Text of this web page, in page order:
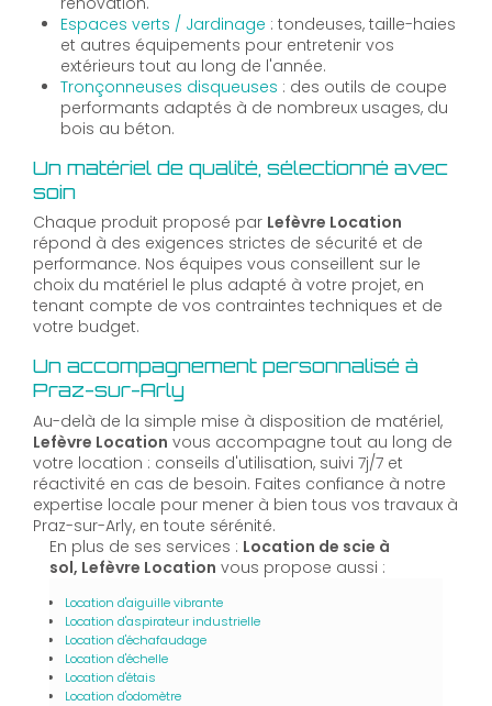
Espaces verts / Jardinage : tondeuses, taille-haies
et autres équipements pour entretenir vos
extérieurs tout au long de l'année.
Tronçonneuses disqueuses : des outils de coupe
performants adaptés à de nombreux usages, du
bois au béton.
Un matériel de qualité, sélectionné avec
soin
Chaque produit proposé par Lefèvre Location
répond à des exigences strictes de sécurité et de
performance. Nos équipes vous conseillent sur le
choix du matériel le plus adapté à votre projet, en
tenant compte de vos contraintes techniques et de
votre budget.
Un accompagnement personnalisé à
Praz-sur-Arly
Au-delà de la simple mise à disposition de matériel,
Lefèvre Location vous accompagne tout au long de
votre location : conseils d'utilisation, suivi 7j/7 et
réactivité en cas de besoin. Faites confiance à notre
expertise locale pour mener à bien tous vos travaux à
Praz-sur-Arly, en toute sérénité.
En plus de ses services : Location de scie à
sol, Lefèvre Location vous propose aussi :
Location d'aiguille vibrante
Location d'aspirateur industrielle
Location d'échafaudage
Location d'échelle
Location d'étais
Location d'odomètre